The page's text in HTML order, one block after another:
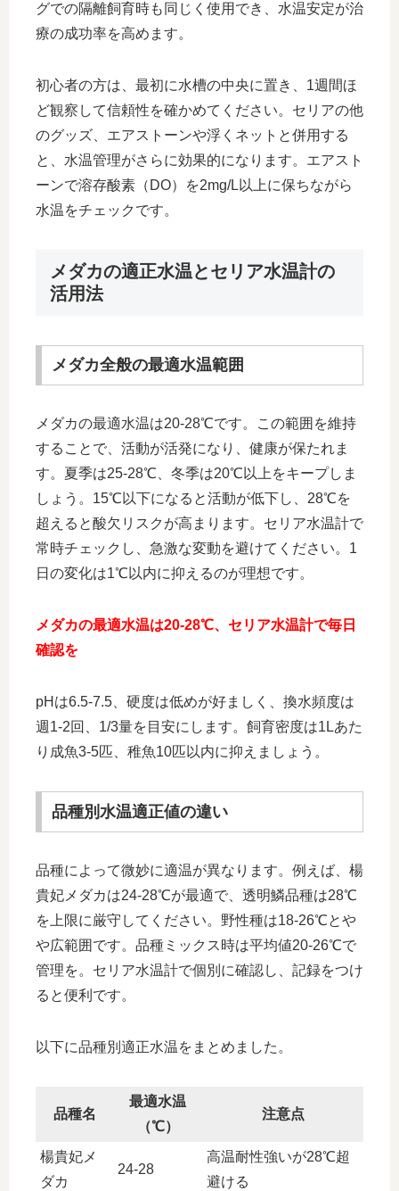
グでの隔離飼育時も同じく使用でき、水温安定が治
療の成功率を高めます。
初心者の方は、最初に水槽の中央に置き、1週間ほ
ど観察して信頼性を確かめてください。セリアの他
のグッズ、エアストーンや浮くネットと併用する
と、水温管理がさらに効果的になります。エアスト
ーンで溶存酸素（DO）を2mg/L以上に保ちながら
水温をチェックです。
メダカの適正水温とセリア水温計の
活用法
メダカ全般の最適水温範囲
メダカの最適水温は20-28℃です。この範囲を維持
することで、活動が活発になり、健康が保たれま
す。夏季は25-28℃、冬季は20℃以上をキープしま
しょう。15℃以下になると活動が低下し、28℃を
超えると酸欠リスクが高まります。セリア水温計で
常時チェックし、急激な変動を避けてください。1
日の変化は1℃以内に抑えるのが理想です。
メダカの最適水温は20-28℃、セリア水温計で毎日
確認を
pHは6.5-7.5、硬度は低めが好ましく、換水頻度は
週1-2回、1/3量を目安にします。飼育密度は1Lあた
り成魚3-5匹、稚魚10匹以内に抑えましょう。
品種別水温適正値の違い
品種によって微妙に適温が異なります。例えば、楊
貴妃メダカは24-28℃が最適で、透明鱗品種は28℃
を上限に厳守してください。野性種は18-26℃とや
や広範囲です。品種ミックス時は平均値20-26℃で
管理を。セリア水温計で個別に確認し、記録をつけ
ると便利です。
以下に品種別適正水温をまとめました。
品種名
最適水温
（℃）
注意点
楊貴妃メ
ダカ
24-28
高温耐性強いが28℃超
避ける